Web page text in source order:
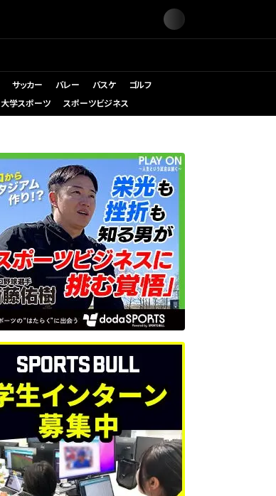
サッカー バレー バスケ
ゴルフ
大学スポーツ スポーツビジネス